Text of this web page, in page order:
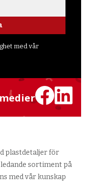
med vår
plastdetaljer för
sortiment på
med vår kunskap